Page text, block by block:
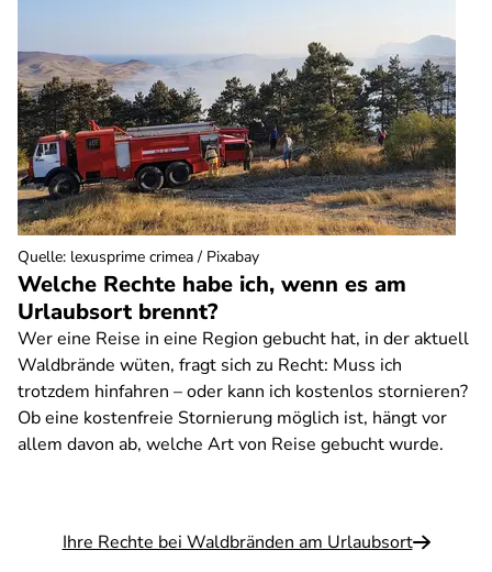
Welche Rechte habe ich, wenn es am
Urlaubsort brennt?
Wer eine Reise in eine Region gebucht hat, in der aktuell
Waldbrände wüten, fragt sich zu Recht: Muss ich
trotzdem hinfahren – oder kann ich kostenlos stornieren?
Ob eine kostenfreie Stornierung möglich ist, hängt vor
allem davon ab, welche Art von Reise gebucht wurde.
Ihre Rechte bei Waldbränden am Urlaubsort
Quelle: lexusprime crimea / Pixabay